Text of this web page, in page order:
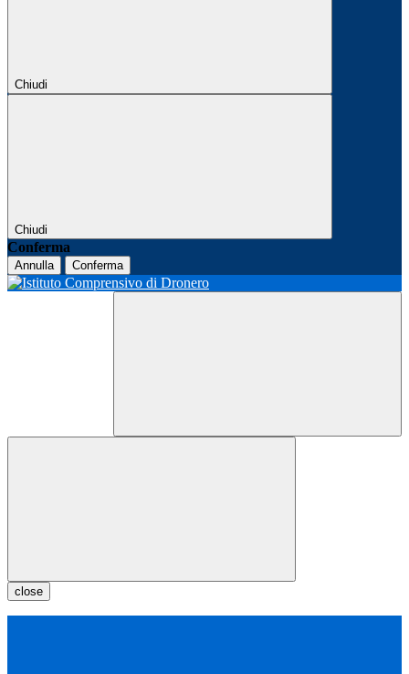
Chiudi
Chiudi
Conferma
Annulla Conferma
close